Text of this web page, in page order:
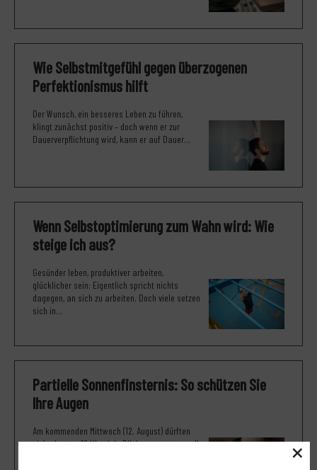
Wie Selbstmitgefühl gegen überzogenen
Perfektionismus hilft
Der Wunsch, ein besseres Leben zu führen,
klingt zunächst positiv – doch wenn er zur
Dauerverpflichtung wird, kann er auf Dauer...
Wenn Selbstoptimierung zum Wahn wird: Wie
steige ich aus?
Gesünder leben, produktiver arbeiten,
glücklicher sein: Eigentlich spricht nichts
dagegen, an sich zu arbeiten. Doch viele setzen
sich in...
Partielle Sonnenfinsternis: So schützen Sie
Ihre Augen
Am kommenden Mittwoch (12. August) dürften
sich ab etwa 19 Uhr viele Blicke erwartungsvoll
×